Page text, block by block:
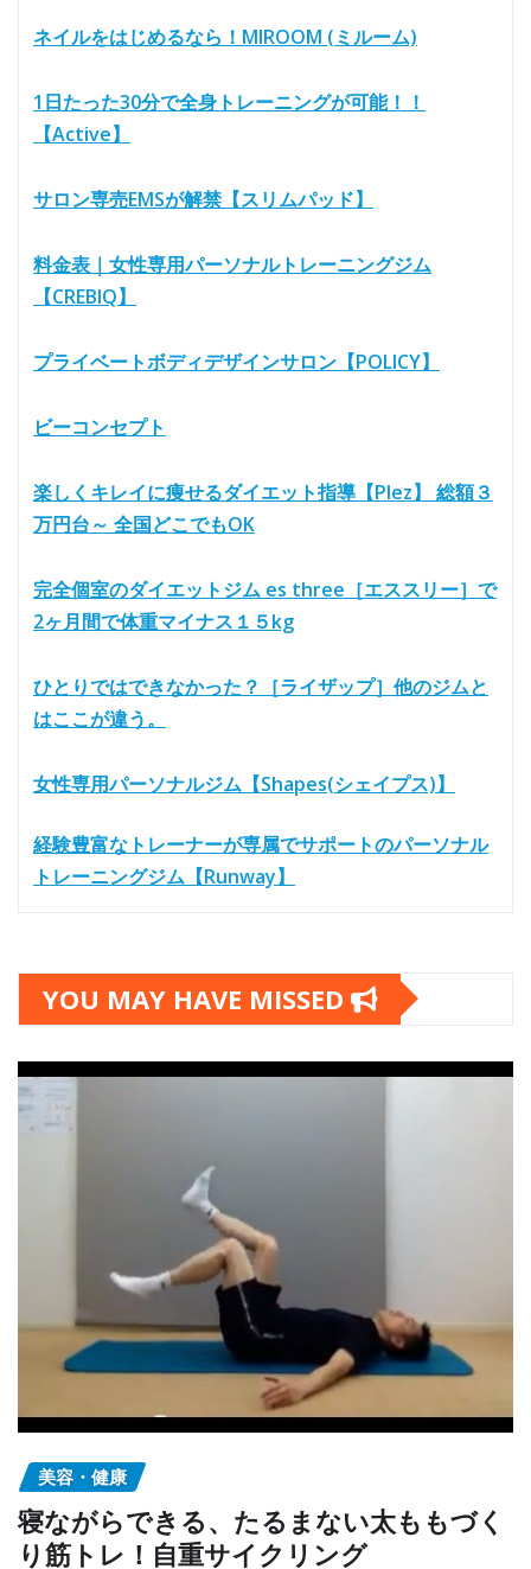
ネイルをはじめるなら！MIROOM (ミルーム)
1日たった30分で全身トレーニングが可能！！
【Active】
サロン専売EMSが解禁【スリムパッド】
料金表｜女性専用パーソナルトレーニングジム
【CREBIQ】
プライベートボディデザインサロン【POLICY】
ビーコンセプト
楽しくキレイに痩せるダイエット指導【Plez】 総額３
万円台～ 全国どこでもOK
完全個室のダイエットジム es three［エススリー］で
2ヶ月間で体重マイナス１５kg
ひとりではできなかった？［ライザップ］他のジムと
はここが違う。
女性専用パーソナルジム【Shapes(シェイプス)】
経験豊富なトレーナーが専属でサポートのパーソナル
トレーニングジム【Runway】
YOU MAY HAVE MISSED
美容・健康
寝ながらできる、たるまない太ももづく
り筋トレ！自重サイクリング